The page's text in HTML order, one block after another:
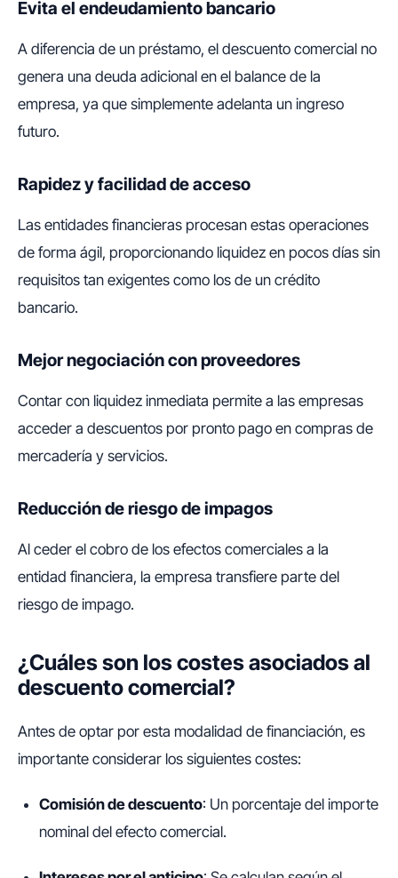
Evita el endeudamiento bancario
A diferencia de un préstamo, el descuento comercial no
genera una deuda adicional en el balance de la
empresa, ya que simplemente adelanta un ingreso
futuro.
Rapidez y facilidad de acceso
Las entidades financieras procesan estas operaciones
de forma ágil, proporcionando liquidez en pocos días sin
requisitos tan exigentes como los de un crédito
bancario.
Mejor negociación con proveedores
Contar con liquidez inmediata permite a las empresas
acceder a descuentos por pronto pago en compras de
mercadería y servicios.
Reducción de riesgo de impagos
Al ceder el cobro de los efectos comerciales a la
entidad financiera, la empresa transfiere parte del
riesgo de impago.
¿Cuáles son los costes asociados al
descuento comercial?
Antes de optar por esta modalidad de financiación, es
importante considerar los siguientes costes:
Comisión de descuento: Un porcentaje del importe
nominal del efecto comercial.